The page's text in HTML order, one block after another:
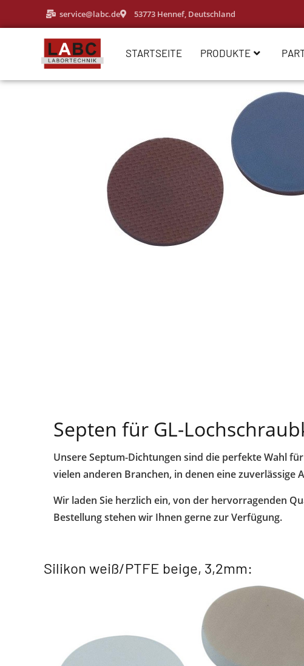
service@labc.de 53773 Hennef, Deutschland
STARTSEITE PRODUKTE
Septen für GL-
Unsere Septum-Dichtungen sind die perfekte Wahl
vielen anderen Branchen, in denen eine
Wir laden Sie herzlich ein, von der hervorragenden
Bestellung stehen wir Ihnen gerne zur Verfügung.
Silikon weiß/PTFE beige, 3,2mm: